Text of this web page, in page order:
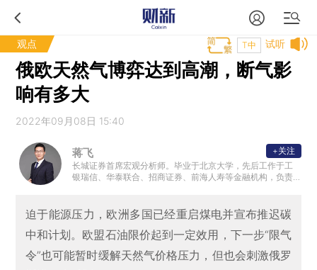
观点 试听
T中
俄欧天然气博弈达到高潮，断气影
响有多大
2022年09月08日 15:40
蒋飞
长城证券首席宏观分析师。毕业于北京大学，先后工作于工
银瑞信、华泰联合、招商证券、前海人寿等金融机构，负责
+关注
迫于能源压力，欧洲多国已经重启煤电并宣布推迟碳
中和计划。欧盟石油限价起到一定效用，下一步“限气
令”也可能暂时缓解天然气价格压力，但也会刺激俄罗